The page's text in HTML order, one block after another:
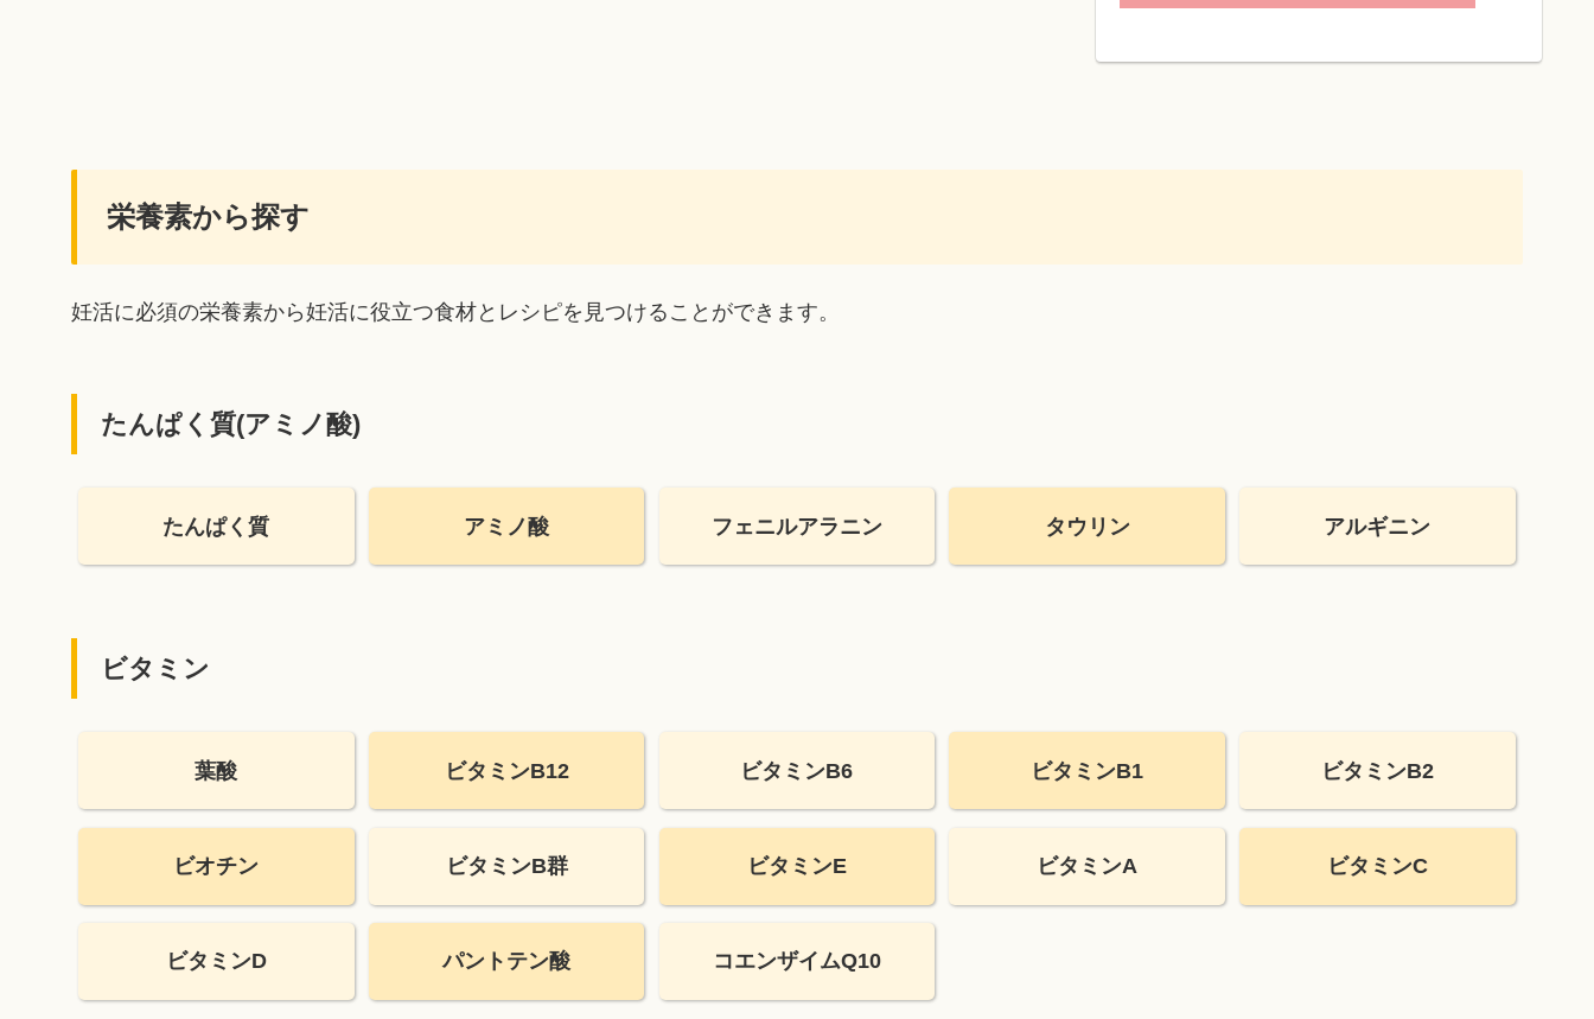
栄養素から探す
妊活に必須の栄養素から妊活に役立つ食材とレシピを見つけることができます。
たんぱく質(アミノ酸)
たんぱく質 アミノ酸 フェニルアラニン タウリン アルギニン
ビタミン
葉酸 ビタミンB12 ビタミンB6 ビタミンB1 ビタミンB2
ビオチン ビタミンB群 ビタミンE ビタミンA ビタミンC
ビタミンD パントテン酸 コエンザイムQ10